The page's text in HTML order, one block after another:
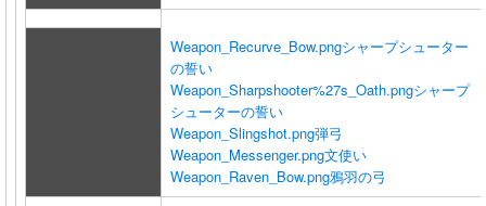
Weapon_Recurve_Bow.pngシャープシューター
の誓い
Weapon_Sharpshooter%27s_Oath.pngシャープ
シューターの誓い
Weapon_Slingshot.png弾弓
Weapon_Messenger.png文使い
Weapon_Raven_Bow.png鴉羽の弓